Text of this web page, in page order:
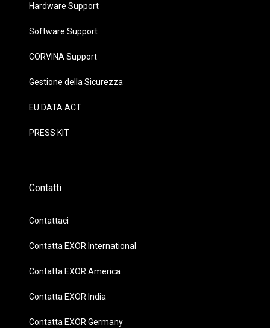
Hardware Support
Software Support
CORVINA Support
Gestione della Sicurezza
EU DATA ACT
PRESS KIT
Contatti
Contattaci
Contatta EXOR International
Contatta EXOR America
Contatta EXOR India
Contatta EXOR Germany